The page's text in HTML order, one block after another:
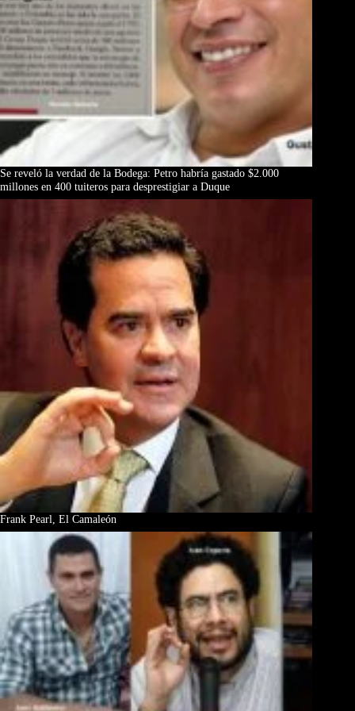
Se reveló la verdad de la Bodega: Petro habría gastado $2.000
millones en 400 tuiteros para desprestigiar a Duque
Frank Pearl, El Camaleón